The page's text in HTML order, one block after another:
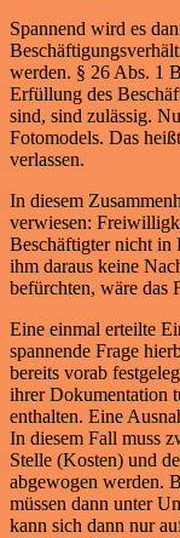
Spannend wird es
werden. § 26 Abs. 1
Erfüllung des
sind, sind zulässig.
Fotomodels. Das
verlassen.
In diesem
verwiesen:
Beschäftigter nicht in
ihm daraus keine
befürchten, wäre das
Eine einmal erteilte
spannende Frage
bereits vorab
ihrer Dokumentation
enthalten. Eine
In diesem Fall muss
Stelle (Kosten) und
abgewogen werden.
müssen dann unter
kann sich dann nur